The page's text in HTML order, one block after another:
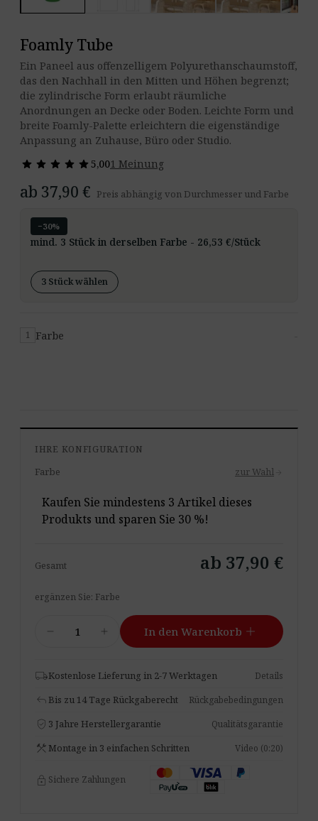
Foamly Tube
Ein Paneel aus offenzelligem Polyurethanschaumstoff,
das den Nachhall in den Mitten und Höhen begrenzt;
die zylindrische Form erlaubt räumliche
Anordnungen an Decke oder Boden. Leichte Form und
breite Foamly-Palette erleichtern die eigenständige
Anpassung an Zuhause, Büro oder Studio.
star star star star star
star star star star star5,001 Meinung
ab 37,90 € Preis abhängig von Durchmesser und Farbe
−30%
mind. 3 Stück in derselben Farbe - 26,53 €/Stück
3 Stück wählen
1 Farbe
IHRE KONFIGURATION
Farbe zur Wahl arrow_forward
Kaufen Sie mindestens 3 Artikel dieses
Produkts und sparen Sie 30 %!
Gesamt ab 37,90 €
ergänzen Sie: Farbe
add In den Warenkorb add
local_shippingKostenlose Lieferung in 2-7 Werktagen Details
reply Bis zu 14 Tage Rückgaberecht Rückgabebedingungen
verified_user 3 Jahre Herstellergarantie Qualitätsgarantie
construction Montage in 3 einfachen Schritten Video (0:20)
lock Sichere Zahlungen